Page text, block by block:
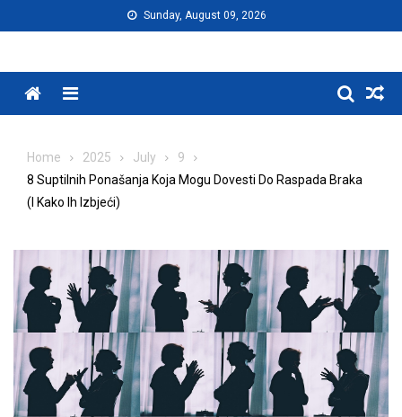
to
Sunday, August 09, 2026
Menu
Home 2025 July
9
8 Suptilnih Ponašanja Koja Mogu Dovesti Do Raspada Braka
(I Kako Ih Izbjeći)